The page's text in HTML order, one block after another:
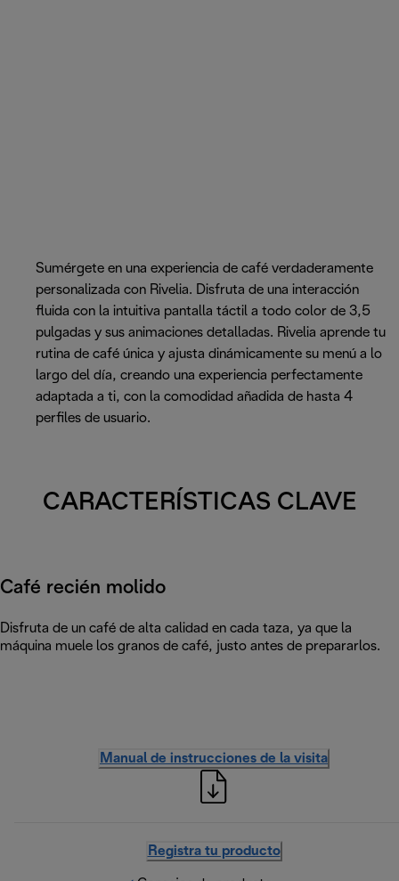
Sumérgete en una experiencia de café verdaderamente
personalizada con Rivelia. Disfruta de una interacción
fluida con la intuitiva pantalla táctil a todo color de 3,5
pulgadas y sus animaciones detalladas. Rivelia aprende tu
rutina de café única y ajusta dinámicamente su menú a lo
largo del día, creando una experiencia perfectamente
adaptada a ti, con la comodidad añadida de hasta 4
perfiles de usuario.
CARACTERÍSTICAS CLAVE
Café recién molido
Disfruta de un café de alta calidad en cada taza, ya que la
máquina muele los granos de café, justo antes de prepararlos.
Manual de instrucciones de la visita
Registra tu producto